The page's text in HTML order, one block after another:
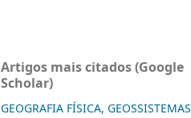
Artigos mais citados (Google
Scholar)
GEOGRAFIA FÍSICA, GEOSSISTEMAS